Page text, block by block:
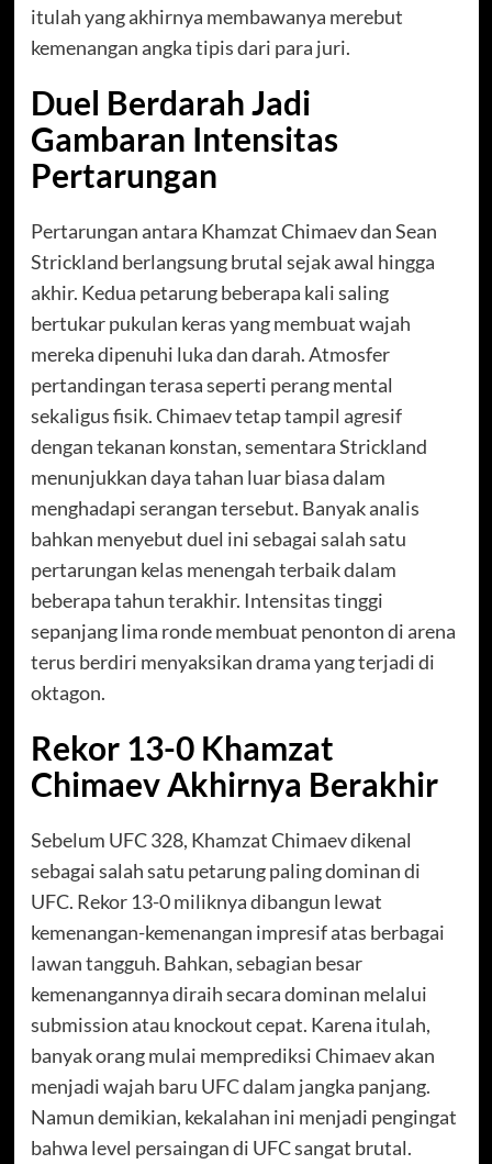
itulah yang akhirnya membawanya merebut
kemenangan angka tipis dari para juri.
Duel Berdarah Jadi
Gambaran Intensitas
Pertarungan
Pertarungan antara Khamzat Chimaev dan Sean
Strickland berlangsung brutal sejak awal hingga
akhir. Kedua petarung beberapa kali saling
bertukar pukulan keras yang membuat wajah
mereka dipenuhi luka dan darah. Atmosfer
pertandingan terasa seperti perang mental
sekaligus fisik. Chimaev tetap tampil agresif
dengan tekanan konstan, sementara Strickland
menunjukkan daya tahan luar biasa dalam
menghadapi serangan tersebut. Banyak analis
bahkan menyebut duel ini sebagai salah satu
pertarungan kelas menengah terbaik dalam
beberapa tahun terakhir. Intensitas tinggi
sepanjang lima ronde membuat penonton di arena
terus berdiri menyaksikan drama yang terjadi di
oktagon.
Rekor 13-0 Khamzat
Chimaev Akhirnya Berakhir
Sebelum UFC 328, Khamzat Chimaev dikenal
sebagai salah satu petarung paling dominan di
UFC. Rekor 13-0 miliknya dibangun lewat
kemenangan-kemenangan impresif atas berbagai
lawan tangguh. Bahkan, sebagian besar
kemenangannya diraih secara dominan melalui
submission atau knockout cepat. Karena itulah,
banyak orang mulai memprediksi Chimaev akan
menjadi wajah baru UFC dalam jangka panjang.
Namun demikian, kekalahan ini menjadi pengingat
bahwa level persaingan di UFC sangat brutal.